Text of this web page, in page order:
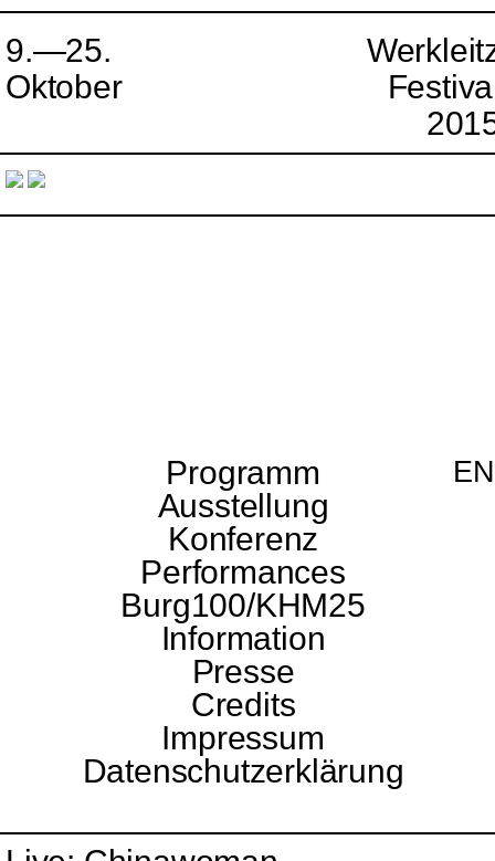
9.—25.
Oktober
EN
Programm
Ausstellung
Konferenz
Performances
Burg100/KHM25
Information
Presse
Credits
Impressum
Datenschutzerklärung